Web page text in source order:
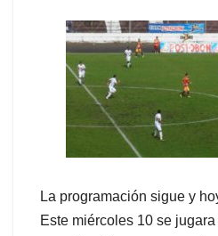
La programación sigue y
Este miércoles 10 se